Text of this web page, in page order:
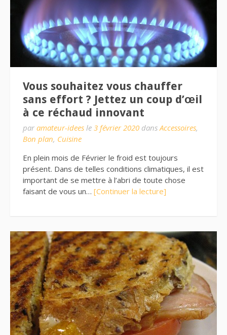
Vous souhaitez vous chauffer
sans effort ? Jettez un coup d’œil
à ce réchaud innovant
par amateur-idees le 3 février 2020 dansAccessoires,
Bon plan, Cuisine
En plein mois de Février le froid est toujours
présent. Dans de telles conditions climatiques, il est
important de se mettre à l’abri de toute chose
faisant de vous un… [Continuer la lecture]